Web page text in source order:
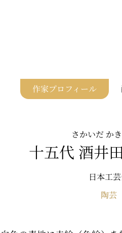
作家プロフィール
さかいだ か
十五代 酒井
日本工
陶芸